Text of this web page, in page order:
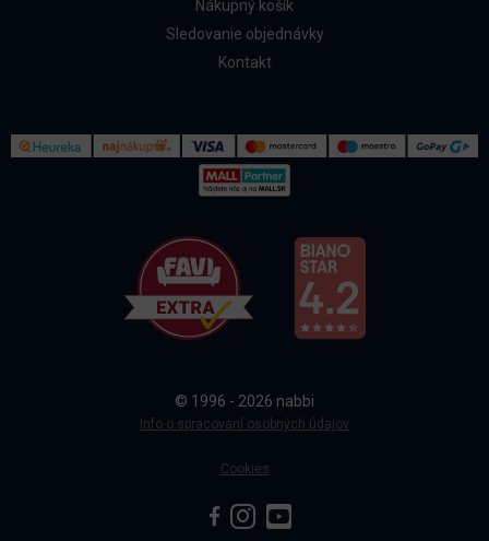
Doprava a platba
Sledovanie objednávky
Nákupný košík
Sledovanie objednávky
Kontakt
© 1996 - 2026 nabbi
Info o spracovaní osobných údajov
Cookies